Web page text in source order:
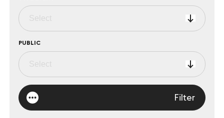
Notre destination
Le Club
Notre savoir-faire
Un site éco-responsable
Photothèque
PUBLIC
Filter